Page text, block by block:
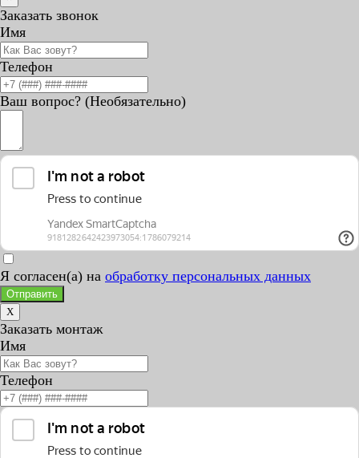
Заказать звонок
Имя
Телефон
Ваш вопрос? (Необязательно)
Я согласен(а) на обработку персональных данных
Отправить
X
Заказать монтаж
Имя
Телефон